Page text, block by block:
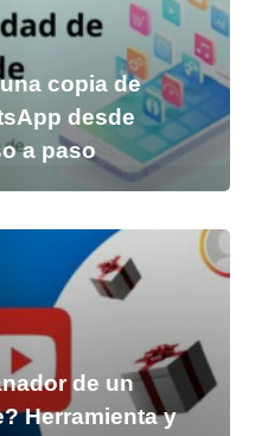
copia de
desde
a paso
de un
Herramienta y